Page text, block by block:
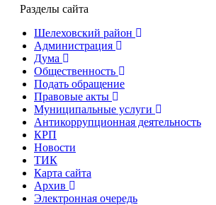
Разделы сайта
Шелеховский район
Администрация
Дума
Общественность
Подать обращение
Правовые акты
Муниципальные услуги
Антикоррупционная деятельность
КРП
Новости
ТИК
Карта сайта
Архив
Электронная очередь